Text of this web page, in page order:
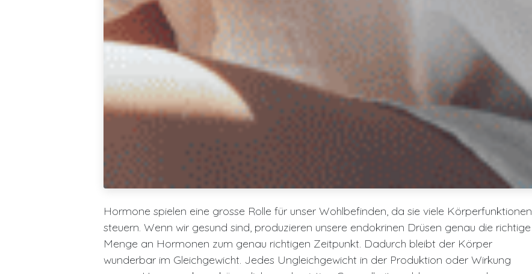
Hormone spielen eine grosse Rolle für unser Wohlbefinden, da sie viele Körperfunktionen
steuern. Wenn wir gesund sind, produzieren unsere endokrinen Drüsen genau die richtige
Menge an Hormonen zum genau richtigen Zeitpunkt. Dadurch bleibt der Körper
wunderbar im Gleichgewicht. Jedes Ungleichgewicht in der Produktion oder Wirkung